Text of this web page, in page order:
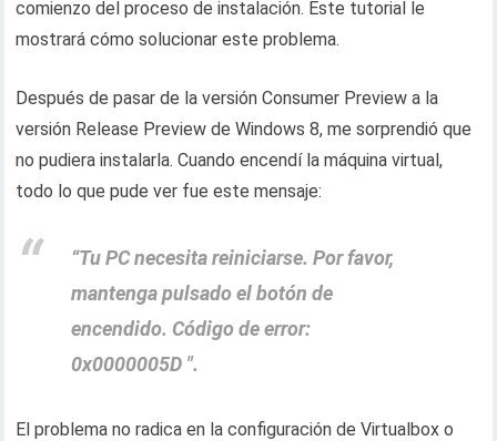
comienzo del proceso de instalación. Este tutorial le
mostrará cómo solucionar este problema.
Después de pasar de la versión Consumer Preview a la
versión Release Preview de Windows 8, me sorprendió que
no pudiera instalarla. Cuando encendí la máquina virtual,
todo lo que pude ver fue este mensaje:
“Tu PC necesita reiniciarse. Por favor,
mantenga pulsado el botón de
encendido. Código de error:
0x0000005D ".
El problema no radica en la configuración de Virtualbox o